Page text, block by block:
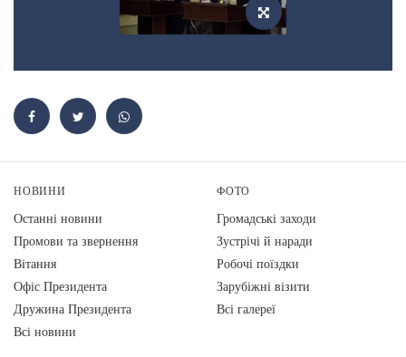
НОВИНИ
Останні новини
Промови та звернення
Вiтання
Офіс Президента
Дружина Президента
Всі новини
ФОТО
Громадські заходи
Зустрічі й наради
Робочі поїздки
Зарубіжні візити
Всі галереї